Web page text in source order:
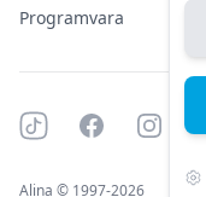
Programvara
Tiktok Facebook
Alina © 1997-2026